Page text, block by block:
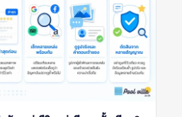
างเป็นทางการ กับรูปที่ผู้เข้าพักจริง
งการมักถ่ายด้วยแสงดี มุมดี และจัด
เห็นภาพรวมของที่พักได้ชัด เช่น
แต่ง มุมสระ พื้นที่นั่งเล่น และห้องนอน
ท้อนสภาพปัจจุบัน หากรูปถ่ายไว้นาน
นรูปจากผู้เข้าพักมักมีความเป็น
บ้านตอนใช้งานจริง เช่น สระหลังมีคน
ครัว ที่จอดรถ หรือมุมที่รูปทางการไม่